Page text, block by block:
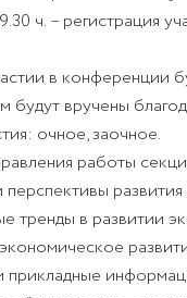
ч. – регистрация
в конференции
будут вручены
очное, заочное.
работы
тренды в развитии